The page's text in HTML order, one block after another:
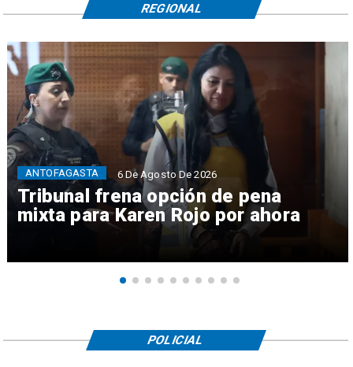
Tribunal frena opción de pena
mixta para Karen Rojo por ahora
ANTOFAGASTA 6 De Agosto De 2026
REGIONAL
POLICIAL